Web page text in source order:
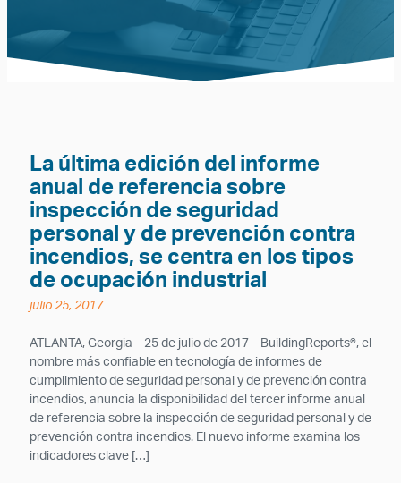
La última edición del informe
anual de referencia sobre
inspección de seguridad
personal y de prevención contra
incendios, se centra en los tipos
de ocupación industrial
julio 25, 2017
ATLANTA, Georgia – 25 de julio de 2017 – BuildingReports®, el
nombre más confiable en tecnología de informes de
cumplimiento de seguridad personal y de prevención contra
incendios, anuncia la disponibilidad del tercer informe anual
de referencia sobre la inspección de seguridad personal y de
prevención contra incendios. El nuevo informe examina los
indicadores clave […]